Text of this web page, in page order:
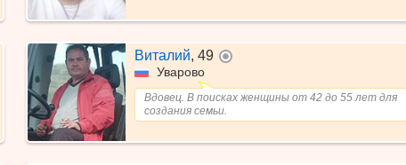
Виталий, 49
Уварово
Вдовец. В поисках женщины от 42 до 55 лет для
создания семьи.